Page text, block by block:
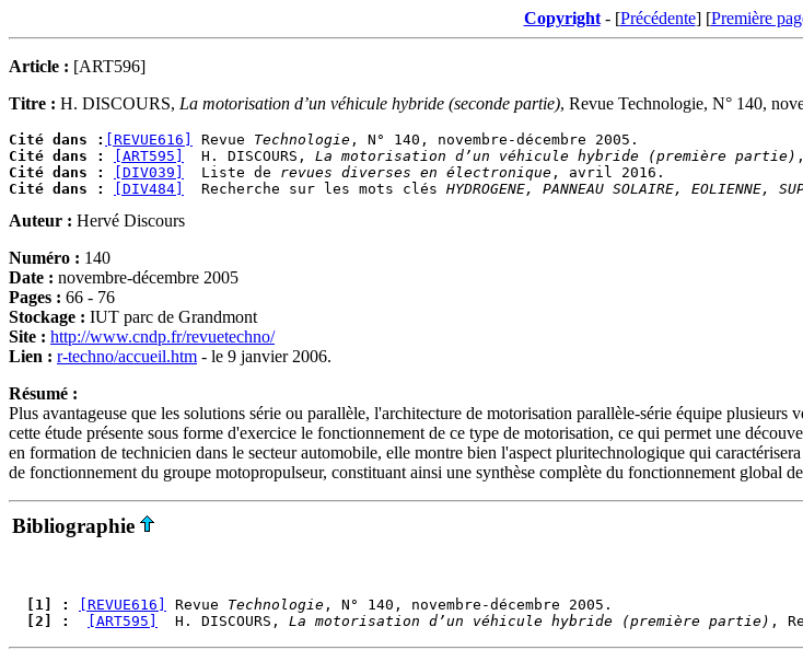
Copyright- [Précédente] [Première
Article : [ART596]
Titre : H. DISCOURS, La motorisation d’un véhicule hybride (seconde partie), Revue Technologie, N° 140,
Cité dans : [REVUE616] Revue Technologie
Cité dans :
[ART595]
  H. DISCOURS,
La motorisation d’un véhicule hybride (première partie)
Cité dans :
[DIV039]
  Liste de
revues diverses en électronique
Cité dans :
[DIV484]
  Recherche sur les mots clés
HYDROGENE, PANNEAU SOLAIRE, EOLIENNE,
Auteur : Hervé Discours
Numéro : 140
Date : novembre-décembre 2005
Pages : 66 - 76
Stockage : IUT parc de Grandmont
Site : http://www.cndp.fr/revuetechno/
Lien : r-techno/accueil.htm - le 9 janvier 2006.
Résumé :
Plus avantageuse que les solutions série ou parallèle, l'architecture de motorisation parallèle-série équipe
cette étude présente sous forme d'exercice le fonctionnement de ce type de motorisation, ce qui permet une
en formation de technicien dans le secteur automobile, elle montre bien l'aspect pluritechnologique qui
de fonctionnement du groupe motopropulseur, constituant ainsi une synthèse complète du fonctionnement global
Bibliographie
  [1] :
[REVUE616] Revue Technologie
  [2] :
[ART595]
  H. DISCOURS,
La motorisation d’un véhicule hybride (première partie)